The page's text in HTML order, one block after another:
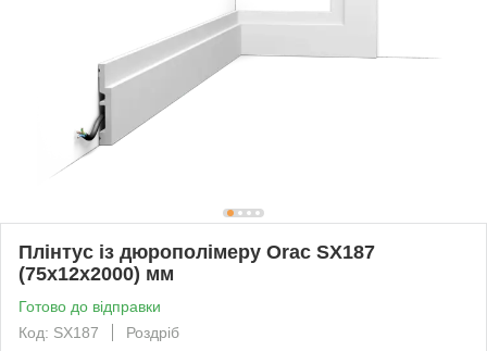
Плінтус із дюрополімеру Orac SX187
(75х12х2000) мм
Готово до відправки
Код: SX187
Роздріб